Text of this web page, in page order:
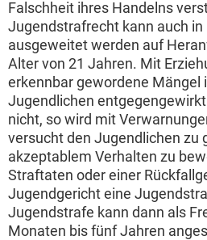
Falschheit ihres Handelns
Jugendstrafrecht kann auch in
ausgeweitet werden auf
Alter von 21 Jahren. Mit
erkennbar gewordene Mängel
Jugendlichen
nicht, so wird mit
versucht den Jugendlichen zu
akzeptablem Verhalten zu
Straftaten oder einer
Jugendgericht eine
Jugendstrafe kann dann als
Monaten bis fünf Jahren